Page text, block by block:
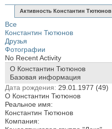
Активность Константин Тютюнов
Все
Константин Тютюнов
Друзья
Фотографии
No Recent Activity
О Константин Тютюнов
Базовая информация
Дата рождения
29.01.1977 (49)
О Константин Тютюнов
Реальное имя:
Константин Тютюнов
Компания: